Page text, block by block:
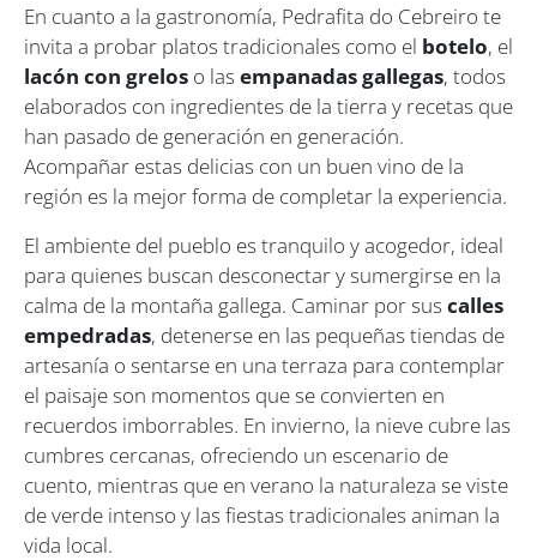
En cuanto a la gastronomía, Pedrafita do Cebreiro te
invita a probar platos tradicionales como el botelo, el
lacón con grelos o las empanadas gallegas, todos
elaborados con ingredientes de la tierra y recetas que
han pasado de generación en generación.
Acompañar estas delicias con un buen vino de la
región es la mejor forma de completar la experiencia.
El ambiente del pueblo es tranquilo y acogedor, ideal
para quienes buscan desconectar y sumergirse en la
calma de la montaña gallega. Caminar por sus calles
empedradas, detenerse en las pequeñas tiendas de
artesanía o sentarse en una terraza para contemplar
el paisaje son momentos que se convierten en
recuerdos imborrables. En invierno, la nieve cubre las
cumbres cercanas, ofreciendo un escenario de
cuento, mientras que en verano la naturaleza se viste
de verde intenso y las fiestas tradicionales animan la
vida local.